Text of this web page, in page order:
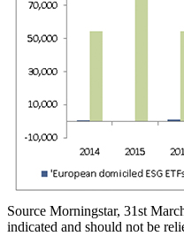
Source Morningstar, 31st
indicated and should not be